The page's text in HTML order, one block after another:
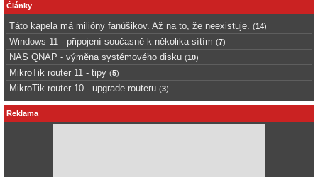
Články
Táto kapela má milióny fanúšikov. Až na to, že neexistuje. (14)
Windows 11 - připojení současně k několika sítím (7)
NAS QNAP - výměna systémového disku (10)
MikroTik router 11 - tipy (5)
MikroTik router 10 - upgrade routeru (3)
Reklama